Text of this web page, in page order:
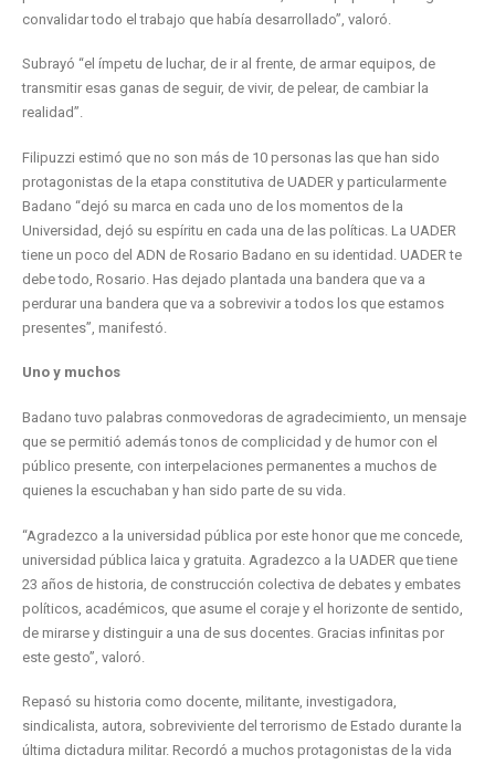
convalidar todo el trabajo que había desarrollado”, valoró.
Subrayó “el ímpetu de luchar, de ir al frente, de armar equipos, de
transmitir esas ganas de seguir, de vivir, de pelear, de cambiar la
realidad”.
Filipuzzi estimó que no son más de 10 personas las que han sido
protagonistas de la etapa constitutiva de UADER y particularmente
Badano “dejó su marca en cada uno de los momentos de la
Universidad, dejó su espíritu en cada una de las políticas. La UADER
tiene un poco del ADN de Rosario Badano en su identidad. UADER te
debe todo, Rosario. Has dejado plantada una bandera que va a
perdurar una bandera que va a sobrevivir a todos los que estamos
presentes”, manifestó.
Uno y muchos
Badano tuvo palabras conmovedoras de agradecimiento, un mensaje
que se permitió además tonos de complicidad y de humor con el
público presente, con interpelaciones permanentes a muchos de
quienes la escuchaban y han sido parte de su vida.
“Agradezco a la universidad pública por este honor que me concede,
universidad pública laica y gratuita. Agradezco a la UADER que tiene
23 años de historia, de construcción colectiva de debates y embates
políticos, académicos, que asume el coraje y el horizonte de sentido,
de mirarse y distinguir a una de sus docentes. Gracias infinitas por
este gesto”, valoró.
Repasó su historia como docente, militante, investigadora,
sindicalista, autora, sobreviviente del terrorismo de Estado durante la
última dictadura militar. Recordó a muchos protagonistas de la vida